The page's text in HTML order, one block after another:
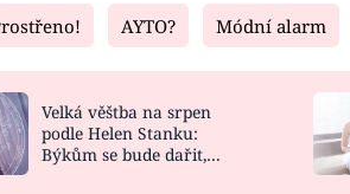
Living
DESIGN
AYTO? Módní alarm
Velká věštba na srpen
podle Helen Stanku:
Býkům se bude dařit,